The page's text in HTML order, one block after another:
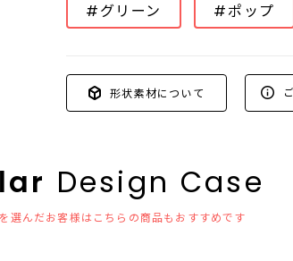
#グリーン #ポップ
形状素材について
Design Case
選んだお客様はこちらの商品もおすすめです